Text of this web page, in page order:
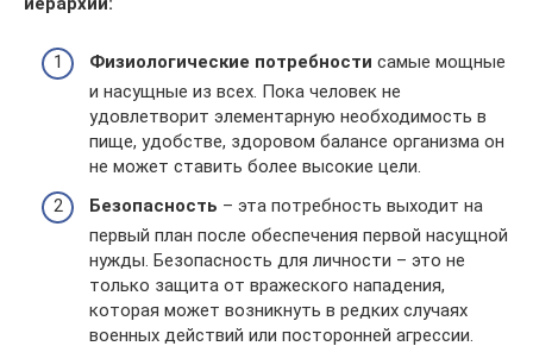
Физиологические потребности самые мощные
и насущные из всех. Пока человек не
удовлетворит элементарную необходимость в
пище, удобстве, здоровом балансе организма он
не может ставить более высокие цели.
Безопасность – эта потребность выходит на
первый план после обеспечения первой насущной
нужды. Безопасность для личности – это не
только защита от вражеского нападения,
которая может возникнуть в редких случаях
военных действий или посторонней агрессии.